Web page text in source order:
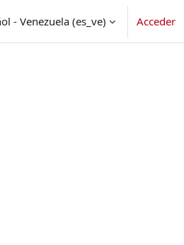
- Venezuela ‎(es_ve)‎ Acceder